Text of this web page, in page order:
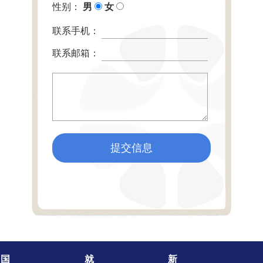
性别： 男 女
联系手机：
联系邮箱：
提交信息
国 就 新